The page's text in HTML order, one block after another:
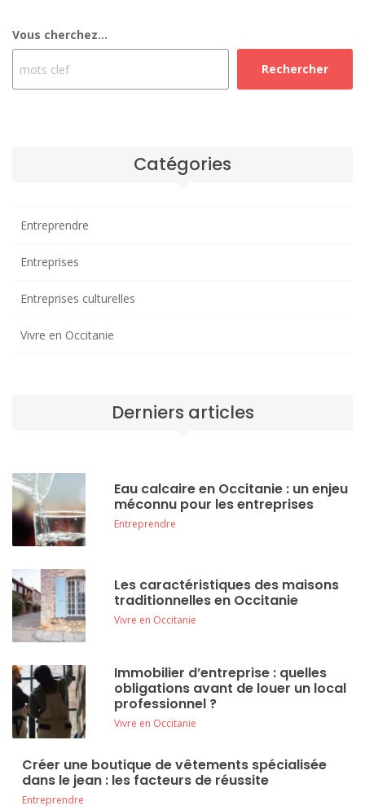
Vous cherchez...
Rechercher
Catégories
Entreprendre
Entreprises
Entreprises culturelles
Vivre en Occitanie
Derniers articles
Eau calcaire en Occitanie : un enjeu
méconnu pour les entreprises
Entreprendre
Les caractéristiques des maisons
traditionnelles en Occitanie
Vivre en Occitanie
Immobilier d’entreprise : quelles
obligations avant de louer un local
professionnel ?
Vivre en Occitanie
Créer une boutique de vêtements spécialisée
dans le jean : les facteurs de réussite
Entreprendre